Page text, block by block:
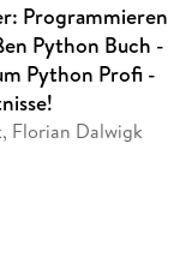
Programmieren
Python Buch -
Python Profi -
Florian Dalwigk